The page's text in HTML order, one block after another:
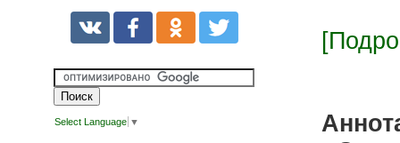
Select Language ▼